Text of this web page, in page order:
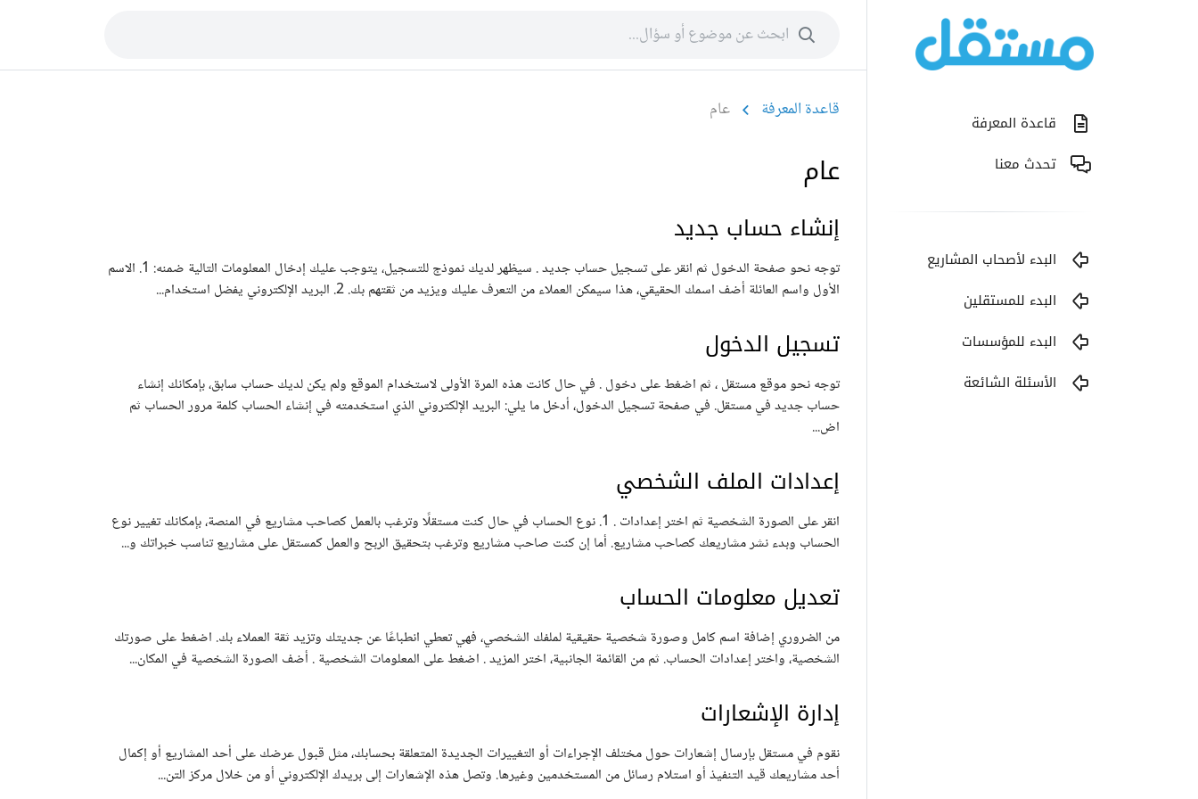
قاعدة المعرفة
تحدث معنا
البدء لأصحاب المشاريع
البدء للمستقلين
البدء للمؤسسات
الأسئلة الشائعة
قاعدة المعرفة عام
عام
إنشاء حساب جديد
توجه نحو صفحة الدخول ثم انقر على تسجيل حساب جديد . سيظهر لديك نموذج للتسجيل، يتوجب عليك إدخال المعلومات التالية ضمنه: 1. الاسم
الأول واسم العائلة أضف اسمك الحقيقي، هذا سيمكن العملاء من التعرف عليك ويزيد من ثقتهم بك. 2. البريد الإلكتروني يفضل استخدام...
تسجيل الدخول
توجه نحو موقع مستقل ، ثم اضغط على دخول . في حال كانت هذه المرة الأولى لاستخدام الموقع ولم يكن لديك حساب سابق، بإمكانك إنشاء
حساب جديد في مستقل. في صفحة تسجيل الدخول، أدخل ما يلي: البريد الإلكتروني الذي استخدمته في إنشاء الحساب كلمة مرور الحساب ثم
اض...
إعدادات الملف الشخصي
انقر على الصورة الشخصية ثم اختر إعدادات . 1. نوع الحساب في حال كنت مستقلًا وترغب بالعمل كصاحب مشاريع في المنصة، بإمكانك تغيير نوع
الحساب وبدء نشر مشاريعك كصاحب مشاريع. أما إن كنت صاحب مشاريع وترغب بتحقيق الربح والعمل كمستقل على مشاريع تناسب خبراتك و...
تعديل معلومات الحساب
من الضروري إضافة اسم كامل وصورة شخصية حقيقية لملفك الشخصي، فهي تعطي انطباعًا عن جديتك وتزيد ثقة العملاء بك. اضغط على صورتك
الشخصية، واختر إعدادات الحساب. ثم من القائمة الجانبية، اختر المزيد . اضغط على المعلومات الشخصية . أضف الصورة الشخصية في المكان...
إدارة الإشعارات
نقوم في مستقل بإرسال إشعارات حول مختلف الإجراءات أو التغييرات الجديدة المتعلقة بحسابك، مثل قبول عرضك على أحد المشاريع أو إكمال
أحد مشاريعك قيد التنفيذ أو استلام رسائل من المستخدمين وغيرها. وتصل هذه الإشعارات إلى بريدك الإلكتروني أو من خلال مركز التن...